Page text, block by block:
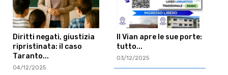
Diritti negati, giustizia
ripristinata: il caso
Taranto...
04/12/2025
Il Vian apre le sue porte:
tutto...
03/12/2025